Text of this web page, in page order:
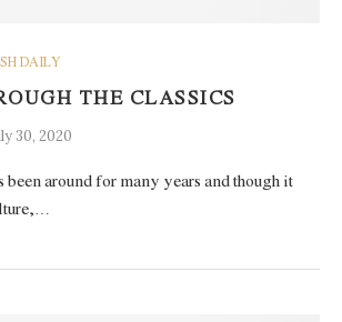
DAILY
THE CLASSICS
30, 2020
around for many years and though it